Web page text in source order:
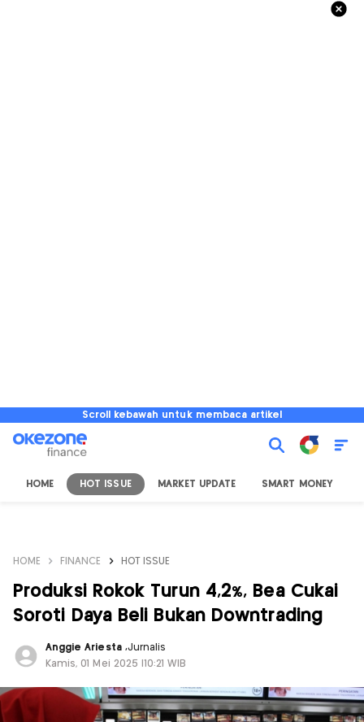
Scroll kebawah untuk membaca artikel
HOME HOT ISSUE MARKET UPDATE SMART MONEY
HOME FINANCE HOT ISSUE
Produksi Rokok Turun 4,2%, Bea Cukai
Soroti Daya Beli Bukan Downtrading
Anggie Ariesta ,Jurnalis
Kamis, 01 Mei 2025 |10:21 WIB